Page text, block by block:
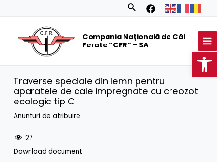
Search
Compania Națională de Căi
Ferate ”CFR” – SA
Traverse speciale din lemn pentru
aparatele de cale impregnate cu creozot
ecologic tip C
Anunturi de atribuire
27
Download document